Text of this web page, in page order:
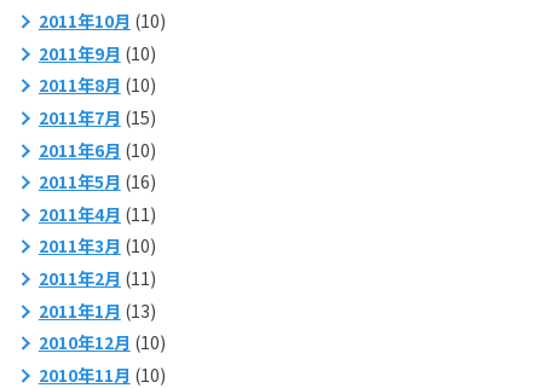
2011年10月 (10)
2011年9月 (10)
2011年8月 (10)
2011年7月 (15)
2011年6月 (10)
2011年5月 (16)
2011年4月 (11)
2011年3月 (10)
2011年2月 (11)
2011年1月 (13)
2010年12月 (10)
2010年11月 (10)